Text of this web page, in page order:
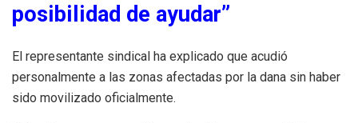
posibilidad de ayudar”
El representante sindical ha explicado que acudió
personalmente a las zonas afectadas por la dana sin haber
sido movilizado oficialmente.